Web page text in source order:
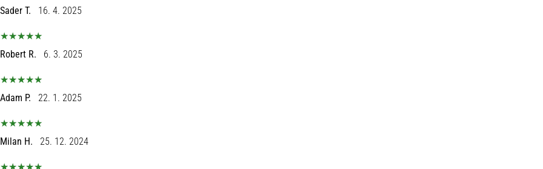
Sader T. 16. 4. 2025
Robert R. 6. 3. 2025
Adam P. 22. 1. 2025
Milan H. 25. 12. 2024